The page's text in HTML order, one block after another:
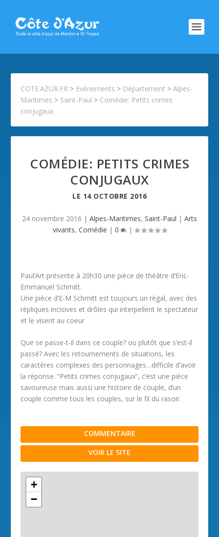
COTE.AZUR.FR > Evénements > Département >Alpes-
Maritimes > Saint-Paul > Comédie: Petits crimes
conjugaux
COMÉDIE: PETITS CRIMES
CONJUGAUX
LE 14 OCTOBRE 2016
24 novembre 2016 | Alpes-Maritimes, Saint-Paul | Arts
vivants, Comédie | 0 |
Paul’Art présente à 20h30 une pièce de théâtre d’Eric-
Emmanuel Schmitt.
Une pièce d’E-M Schmitt est toujours un régal, avec des
répliques incisives et drôles qui interpellent le spectateur
et le visent au coeur
Que se passe-t-il dans ce couple? ou plutôt que s’est-il
passé? Avec les retournements de situations, les
caractères complexes des personnages…difficile d’avoir
la réponse. “Petits crimes conjugaux”, c’est une pièce
savoureuse mais aussi une histoire de couple, d’un
couple comme tous les couples, sur le fil du rasoir.
COMMENTAIRE
VOIR LE SITE
+
−